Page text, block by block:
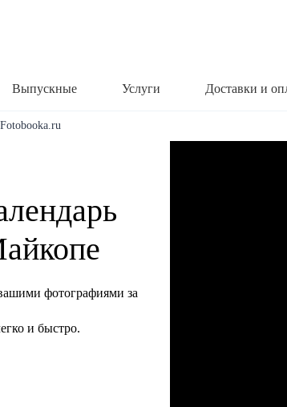
Выпускные Услуги Доставки и
фотографиями за
и быстро.